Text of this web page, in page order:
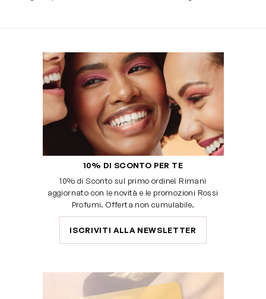
10% DI SCONTO PER TE
10% di Sconto sul primo ordine! Rimani
aggiornato con le novità e le promozioni Rossi
Profumi. Offerta non cumulabile.
ISCRIVITI ALLA NEWSLETTER